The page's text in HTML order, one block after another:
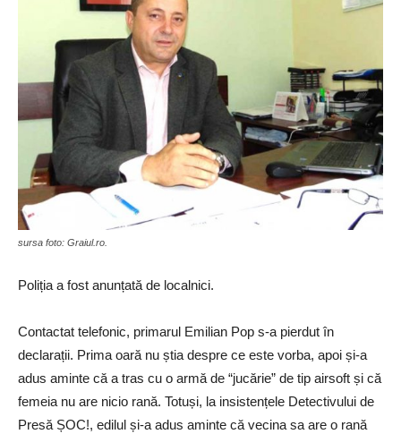
sursa foto: Graiul.ro.
Poliția a fost anunțată de localnici.
Contactat telefonic, primarul Emilian Pop s-a pierdut în
declarații. Prima oară nu știa despre ce este vorba, apoi și-a
adus aminte că a tras cu o armă de “jucărie” de tip airsoft și că
femeia nu are nicio rană. Totuși, la insistențele Detectivului de
Presă ȘOC!, edilul și-a adus aminte că vecina sa are o rană